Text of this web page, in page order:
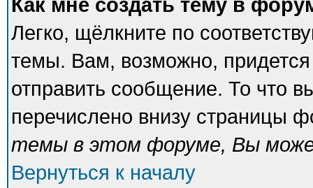
Легко, щёлкните по
темы. Вам, возможно, придется
отправить сообщение. То что
перечислено внизу страницы
темы в этом форуме, Вы
Вернуться к началу